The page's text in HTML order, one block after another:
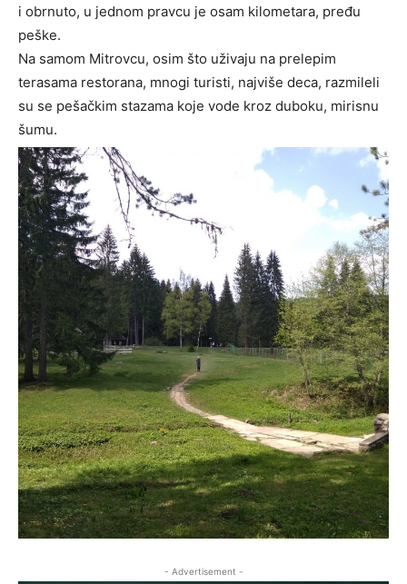
i obrnuto, u jednom pravcu je osam kilometara, pređu
peške.
Na samom Mitrovcu, osim što uživaju na prelepim
terasama restorana, mnogi turisti, najviše deca, razmileli
su se pešačkim stazama koje vode kroz duboku, mirisnu
šumu.
- Advertisement -